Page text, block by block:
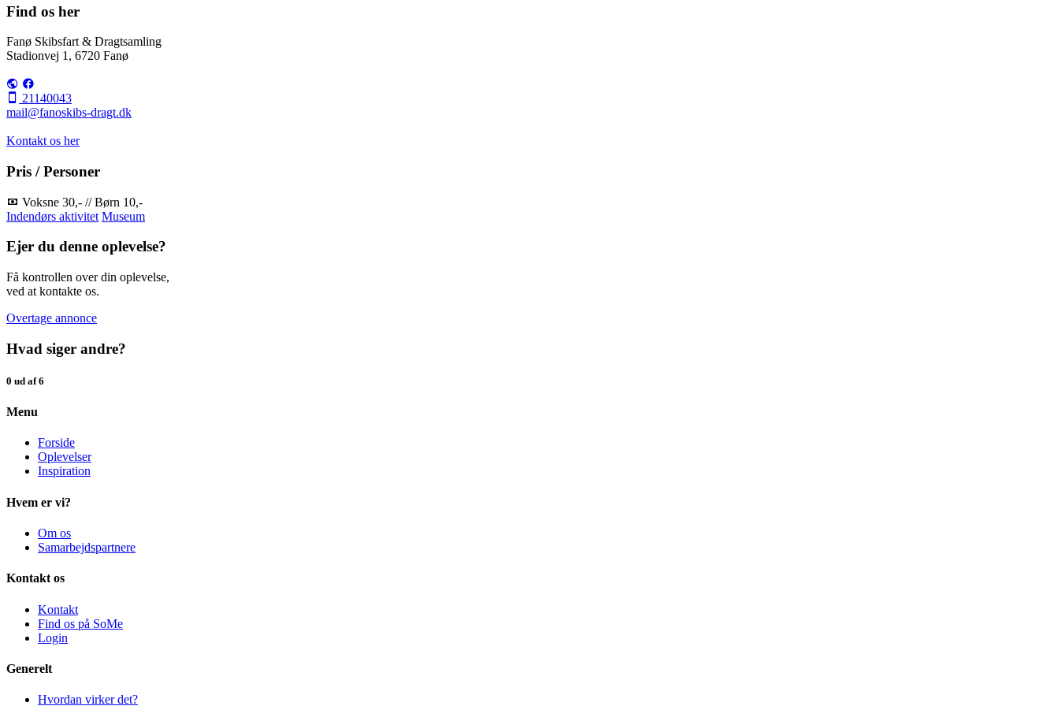
Find os her
Fanø Skibsfart & Dragtsamling
Stadionvej 1, 6720 Fanø
21140043
mail@fanoskibs-dragt.dk
Kontakt os her
Pris / Personer
Voksne 30,- // Børn 10,-
Indendørs aktivitet Museum
Ejer du denne oplevelse?
Få kontrollen over din oplevelse,
ved at kontakte os.
Overtage annonce
Hvad siger andre?
0 ud af 6
Menu
Forside
Oplevelser
Inspiration
Hvem er vi?
Om os
Samarbejdspartnere
Kontakt os
Kontakt
Find os på SoMe
Login
Generelt
Hvordan virker det?